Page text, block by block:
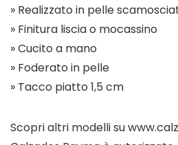
» Realizzato in pelle
» Finitura liscia o mocassino
» Cucito a mano
» Foderato in pelle
» Tacco piatto 1,5 cm
Scopri altri modelli su